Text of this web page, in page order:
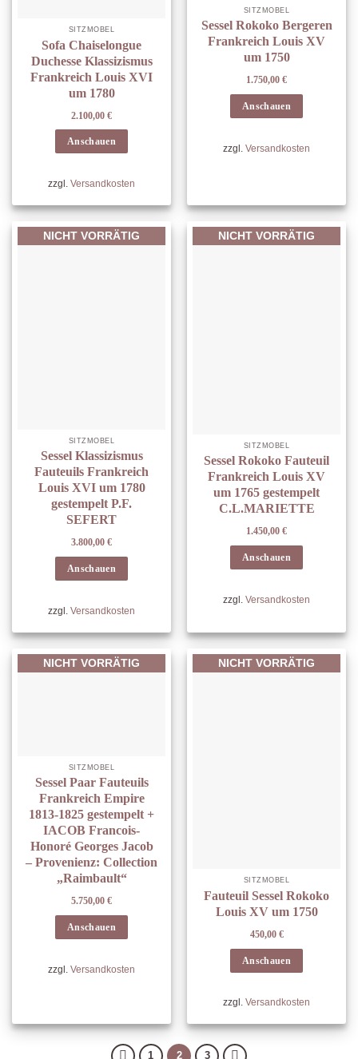
SITZMÖBEL
Sofa Chaiselongue
Duchesse Klassizismus
Frankreich Louis XVI
um 1780
2.100,00 €
Anschauen
zzgl. Versandkosten
SITZMÖBEL
Sessel Rokoko Bergeren
Frankreich Louis XV
um 1750
1.750,00 €
Anschauen
zzgl. Versandkosten
NICHT VORRÄTIG
SITZMÖBEL
Sessel Klassizismus
Fauteuils Frankreich
Louis XVI um 1780
gestempelt P.F.
SEFERT
3.800,00 €
Anschauen
zzgl. Versandkosten
NICHT VORRÄTIG
SITZMÖBEL
Sessel Rokoko Fauteuil
Frankreich Louis XV
um 1765 gestempelt
C.L.MARIETTE
1.450,00 €
Anschauen
zzgl. Versandkosten
NICHT VORRÄTIG
SITZMÖBEL
Sessel Paar Fauteuils
Frankreich Empire
1813-1825 gestempelt +
IACOB Francois-
Honoré Georges Jacob
– Provenienz: Collection
„Raimbault“
5.750,00 €
Anschauen
zzgl. Versandkosten
NICHT VORRÄTIG
SITZMÖBEL
Fauteuil Sessel Rokoko
Louis XV um 1750
450,00 €
Anschauen
zzgl. Versandkosten
1 2 3